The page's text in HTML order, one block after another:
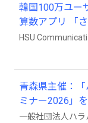
韓国100万ユー
算数アプリ 「
ついに日本上陸!
HSU
青森県主催：
ミナー2026」
費無料）
一般社団法人ハ